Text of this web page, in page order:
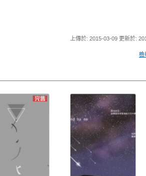
上傳於: 2015-03-09 更新於:
檢